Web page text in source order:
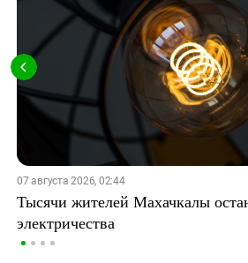
07 августа 2026, 02:44
Тысячи жителей Махачкалы
электричества